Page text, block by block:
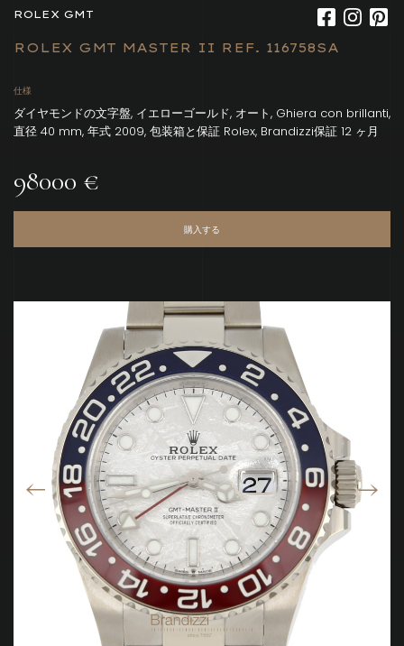
ROLEX GMT
ROLEX GMT MASTER II REF. 116758SA
仕様
ダイヤモンドの文字盤, イエローゴールド, オート, Ghiera con brillanti,
直径 40 mm, 年式 2009, 包装箱と保証 Rolex, Brandizzi保証 12 ヶ月
98000 €
購入する